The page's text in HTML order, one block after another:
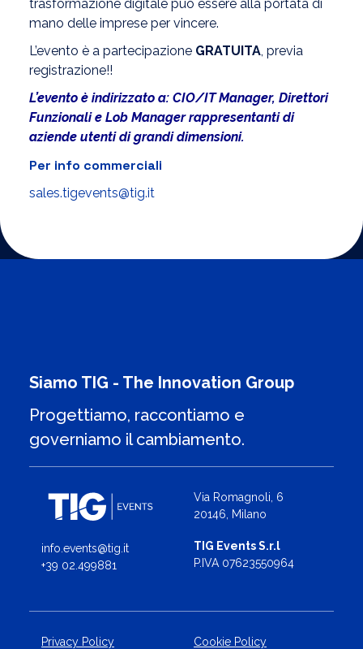
trasformazione digitale può essere alla portata di
mano delle imprese per vincere.
L’evento è a partecipazione GRATUITA, previa
registrazione!!
L’evento è indirizzato a: CIO/IT Manager, Direttori
Funzionali e Lob Manager rappresentanti di
aziende utenti di grandi dimensioni.
Per info commerciali
sales.tigevents@tig.it
Siamo TIG - The Innovation Group
Progettiamo, raccontiamo e
governiamo il cambiamento.
info.events@tig.it
+39 02.499881
Via Romagnoli, 6
20146, Milano
TIG Events S.r.l
P.IVA 07623550964
Privacy Policy Cookie Policy